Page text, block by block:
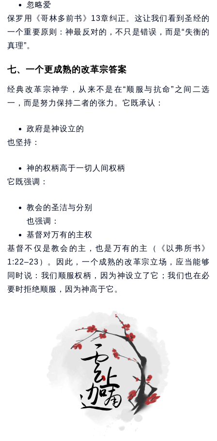
忽略爱
保罗用《哥林多前书》13章纠正。这让我们看到圣经的
一个重要原则：神最反对的，不只是错误，而是“失衡的
真理”。
七、一个更成熟的改革宗答案
经典改革宗神学，从来不是在“顺服与抗命”之间二选
一，而是努力保持二者的张力。它既承认：
政府是神设立的
也坚持：
神的权柄高于一切人间权柄
它既强调：
教会的圣洁与分别
也强调：
基督对万有的主权
基督不仅是教会的主，也是万有的主（《以弗所书》
1:22–23）。因此，一个成熟的改革宗立场，应当能够
同时说：我们顺服权柄，因为神设立了它；我们也在必
要时拒绝顺服，因为神高于它。